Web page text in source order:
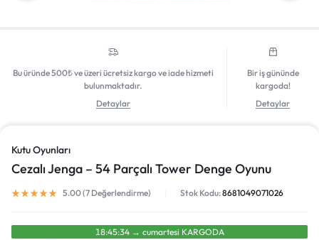
Bu üründe 500₺ ve üzeri ücretsiz kargo ve iade hizmeti
bulunmaktadır.
Detaylar
Bir iş gününde
kargoda!
Detaylar
Kutu Oyunları
Cezalı Jenga – 54 Parçalı Tower Denge Oyunu
Stok Kodu:8681049071026
5.00 (7 Değerlendirme)
18:45:34→ cumartesi̇ KARGODA